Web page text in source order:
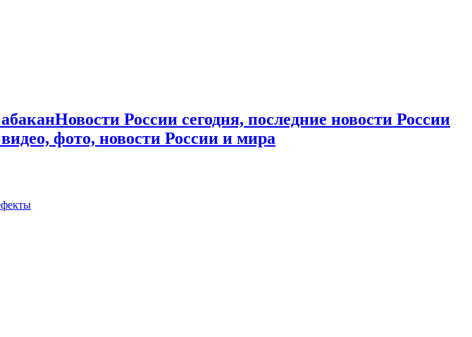
Новости России сегодня, последние новости России
фото, новости России и мира